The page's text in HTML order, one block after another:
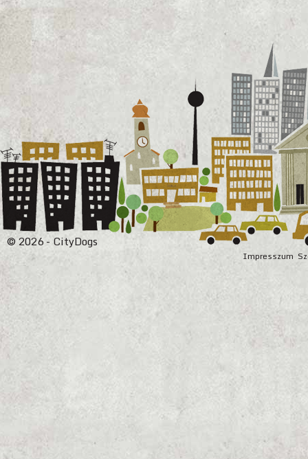
Impresszum
© 2026 - CityDogs